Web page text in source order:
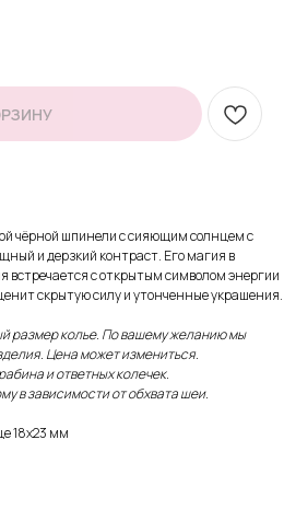
чёрной шпинели с сияющим солнцем с
и дерзкий контраст. Его магия в
с открытым символом энергии
скрытую силу и утонченные украшения.
размер колье. По вашему желанию мы
Цена может измениться.
и ответных колечек.
в зависимости от обхвата шеи.
18х23 мм